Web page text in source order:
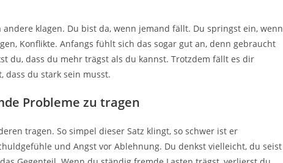
klagen. Du bist da, wenn jemand fällt. Du springst ein, wenn
Konflikte. Anfangs fühlt sich das sogar gut an, denn gebraucht
du, dass du mehr trägst als du kannst. Trotzdem fällt es dir
dass du stark sein musst.
Probleme zu tragen
tragen. So simpel dieser Satz klingt, so schwer ist er
und Angst vor Ablehnung. Du denkst vielleicht, du seist